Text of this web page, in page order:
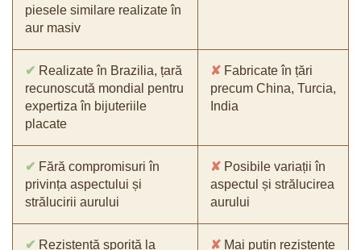
piesele similare realizate în
aur masiv
✔ Realizate în Brazilia, țară
recunoscută mondial pentru
expertiza în bijuteriile
placate
✘ Fabricate în țări
precum China, Turcia,
India
✔ Fără compromisuri în
privința aspectului și
strălucirii aurului
✘ Posibile variații în
aspectul și strălucirea
aurului
✔ Rezistență sporită la
✘ Mai puțin rezistente